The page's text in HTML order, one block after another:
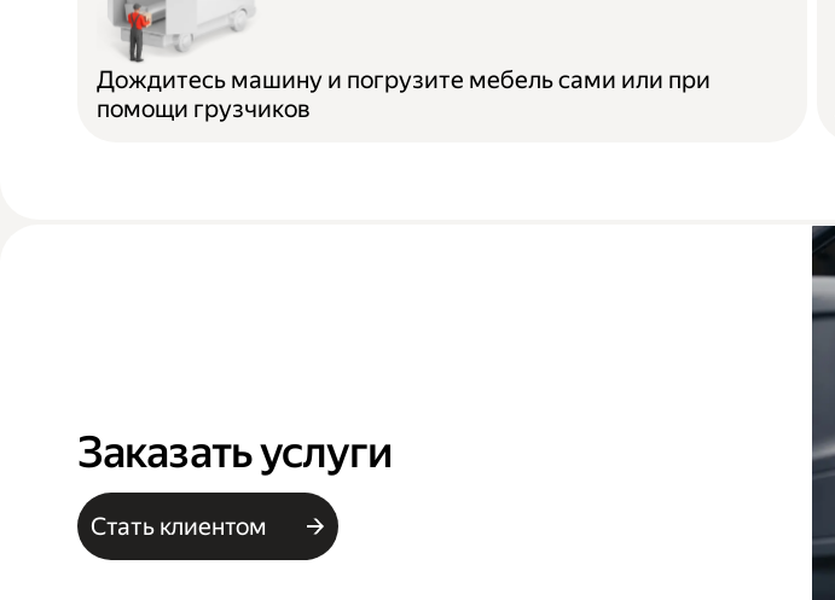
Дождитесь машину и погрузите мебель сами или при
помощи грузчиков
Заказать услуги
Стать клиентом